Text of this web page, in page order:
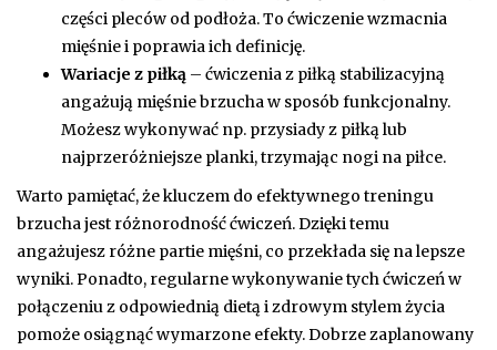
części pleców od podłoża. To ćwiczenie wzmacnia
mięśnie i poprawia ich definicję.
Wariacje z piłką – ćwiczenia z piłką stabilizacyjną
angażują mięśnie brzucha w sposób funkcjonalny.
Możesz wykonywać np. przysiady z piłką lub
najprzeróżniejsze planki, trzymając nogi na piłce.
Warto pamiętać, że kluczem do efektywnego treningu
brzucha jest różnorodność ćwiczeń. Dzięki temu
angażujesz różne partie mięśni, co przekłada się na lepsze
wyniki. Ponadto, regularne wykonywanie tych ćwiczeń w
połączeniu z odpowiednią dietą i zdrowym stylem życia
pomoże osiągnąć wymarzone efekty. Dobrze zaplanowany